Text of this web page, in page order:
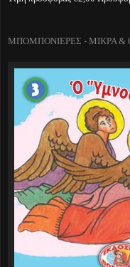
ΜΠΟΜΠΟΝΙΕΡΕΣ - ΜΙΚΡΑ